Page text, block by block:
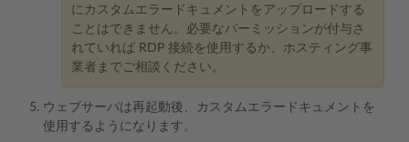
にカスタムエラードキュメントをアップロードする
ことはできません。必要なパーミッションが付与さ
れていれば RDP 接続を使用するか、ホスティング事
業者までご相談ください。
ウェブサーバは再起動後、カスタムエラードキュメントを
使用するようになります。